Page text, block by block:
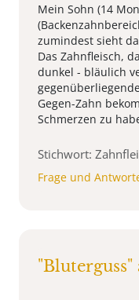
Mein Sohn (14
zumindest sieht
Das Zahnfleisch,
dunkel - bläulich
Gegen-Zahn
Schmerzen zu
Stichwort:
Frage und